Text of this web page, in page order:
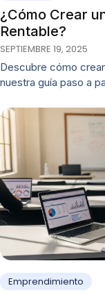
¿Cómo Crear
Rentable?
SEPTIEMBRE 19, 2025
Descubre cómo
nuestra guía paso a
Emprendimiento